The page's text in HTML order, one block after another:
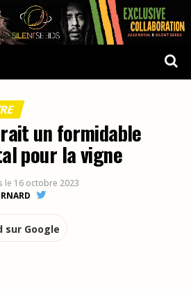
un formidable
pour la vigne
le 16 octobre 2023
sur Google